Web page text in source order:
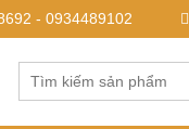
- 0934489102